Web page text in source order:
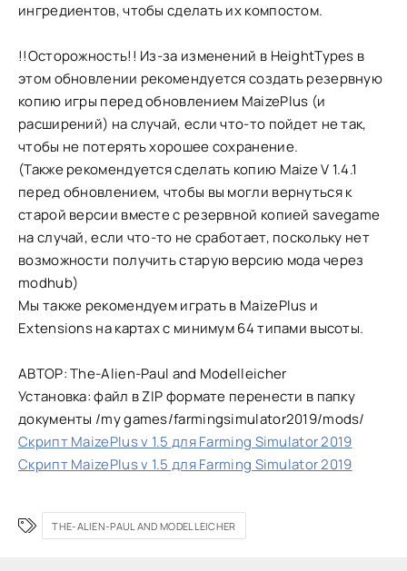
ингредиентов, чтобы сделать их компостом.
!!Осторожность!! Из-за изменений в HeightTypes в
этом обновлении рекомендуется создать резервную
копию игры перед обновлением MaizePlus (и
расширений) на случай, если что-то пойдет не так,
чтобы не потерять хорошее сохранение.
(Также рекомендуется сделать копию Maize V 1.4.1
перед обновлением, чтобы вы могли вернуться к
старой версии вместе с резервной копией savegame
на случай, если что-то не сработает, поскольку нет
возможности получить старую версию мода через
modhub)
Мы также рекомендуем играть в MaizePlus и
Extensions на картах с минимум 64 типами высоты.
АВТОР: The-Alien-Paul and Modelleicher
Установка: файл в ZIP формате перенести в папку
документы /my games/farmingsimulator2019/mods/
Скрипт MaizePlus v 1.5 для Farming Simulator 2019
Скрипт MaizePlus v 1.5 для Farming Simulator 2019
THE-ALIEN-PAUL AND MODELLEICHER